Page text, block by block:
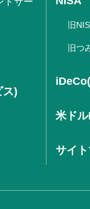
ス)
旧
旧つ
米ド
サイ